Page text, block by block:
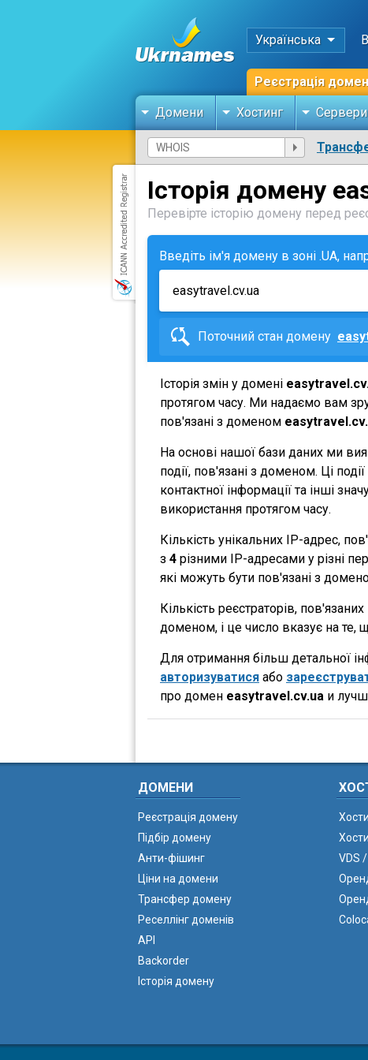
Українська
Реєстрація
Домени Хостинг Сервери
Історія домену
Перевірте історію домену перед
Введіть ім'я домену в зоні .UA,
Поточний стан домену
Історія змін у домені
протягом часу. Ми надаємо вам
пов'язані з доменом
На основі нашої бази даних ми
події, пов'язані з доменом. Ці
контактної інформації та інші
використання протягом часу.
Кількість унікальних IP-адрес,
з 4 різними IP-адресами у різні
які можуть бути пов'язані з
Кількість реєстраторів,
доменом, і це число вказує на те,
Для отримання більш детальної
авторизуватися або
про домен easytravel.cv.ua и
ДОМЕНИ
Реєстрація домену
Підбір домену
Анти-фішинг
Ціни на домени
Трансфер домену
Реселлінг доменів
API
Backorder
Історія домену
VDS